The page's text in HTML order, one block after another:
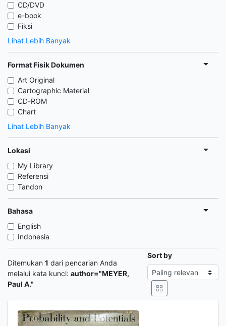
CD/DVD
e-book
Fiksi
Lihat Lebih Banyak
Format Fisik Dokumen
Art Original
Cartographic Material
CD-ROM
Chart
Lihat Lebih Banyak
Lokasi
My Library
Referensi
Tandon
Bahasa
English
Indonesia
Ditemukan 1 dari pencarian Anda
melalui kata kunci: author="MEYER,
Paul A."
Sort by